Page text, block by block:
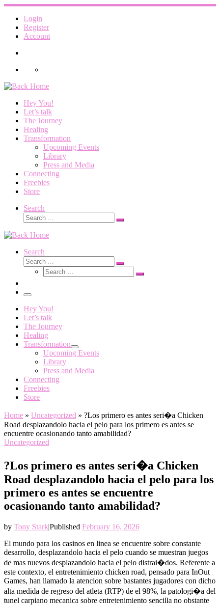
Skip
content
Login
Register
Account
Hey You!
Let’s talk
The Journey
Healing
Transformation
Upcoming Events
Library
Press and Media
Connecting
Freebies
Store
Search
Search
Search
Search
Search
Search
Search
Search
Menu
Hey You!
Let’s talk
The Journey
Healing
Transformation
Upcoming Events
Library
Press and Media
Connecting
Freebies
Store
Home » Uncategorized » ?Los primero es antes seri�a Chicken
Road desplazandolo hacia el pelo para los primero es antes se
encuentre ocasionando tanto amabilidad?
Uncategorized
?Los primero es antes seri�a Chicken
Road desplazandolo hacia el pelo para los
primero es antes se encuentre
ocasionando tanto amabilidad?
by Tony Stark|Published February 16, 2026
El mundo para los casinos en linea se encuentre sobre constante
desarrollo, desplazandolo hacia el pelo cuando se muestran juegos
de mas nuevos desplazandolo hacia el pelo distrai�dos. Referente a
este contexto, el entretenimiento chicken road, pensado para InOut
Games, han llamado la atencion sobre bastantes jugadores con dicho
alta medida de regreso del atleta (RTP) de el 98%, la patologi�a del
tunel carpiano mecanica sobre entretenimiento sencilla no obstante